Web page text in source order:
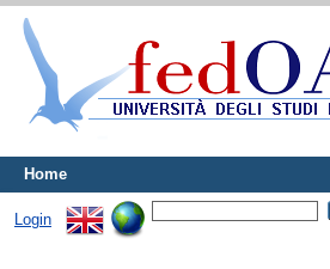
Home
Login